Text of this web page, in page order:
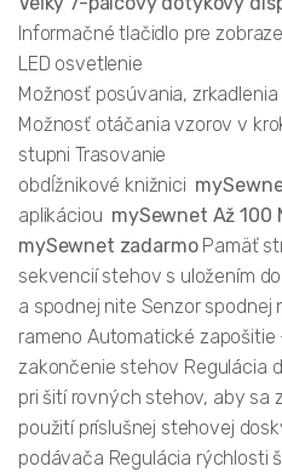
Informačné tlačidlo pre
LED osvetlenie
Možnosť posúvania,
Možnosť otáčania vzorov v
stupni Trasovanie
obdĺžnikové knižnici
aplikáciou mySewnet Až 100
mySewnet zadarmoPamäť
sekvencií stehov s uložením
a spodnej nite Senzor spodnej
rameno Automatické
zakončenie stehov Regulácia
pri šití rovných stehov, aby sa
použití príslušnej stehovej
podávača Regulácia rýchlosti